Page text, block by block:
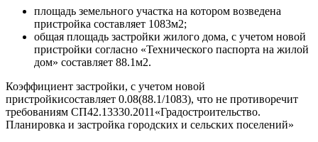
площадь земельного участка на котором возведена
пристройка составляет 1083м2;
общая площадь застройки жилого дома, с учетом новой
пристройки согласно «Технического паспорта на жилой
дом» составляет 88.1м2.
Коэффициент застройки, с учетом новой
пристройкисоставляет 0.08(88.1/1083), что не противоречит
требованиям СП42.13330.2011«Градостроительство.
Планировка и застройка городских и сельских поселений»